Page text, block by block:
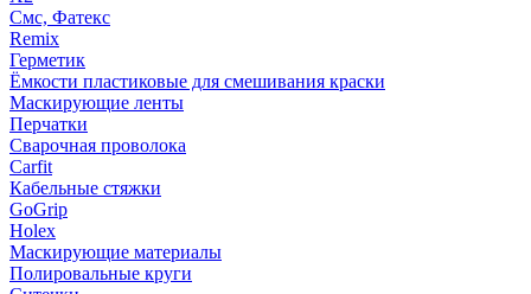
Смс, Фатекс
Remix
Герметик
Ёмкости пластиковые для смешивания краски
Маскирующие ленты
Перчатки
Сварочная проволока
Carfit
Кабельные стяжки
GoGrip
Holex
Маскирующие материалы
Полировальные круги